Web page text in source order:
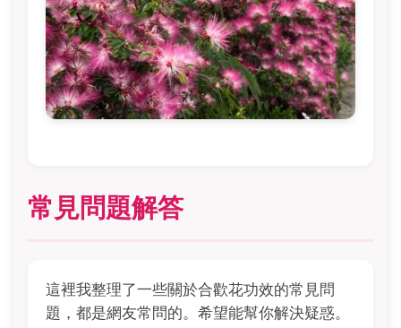
常見問題解答
這裡我整理了一些關於合歡花功效的常見問
題，都是網友常問的。希望能幫你解決疑惑。